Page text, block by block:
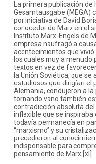
La primera publicación
Gesamtausgabe (MEGA)
por iniciativa de David
conocedor de Marx en el
Instituto Marx-Engels de
empresa naufragó a
acontecimientos que
los cuales muy a menudo
textos en vez de
la Unión Soviética, que
estudiosos que dirigían el
Alemania, condujeron a
tornando vano también
contradicción absoluta
inflexible que se inspiraba
todavía permanecía en
“marxismo” y su
precedieron al
indispensable para
pensamiento de Marx [xl].